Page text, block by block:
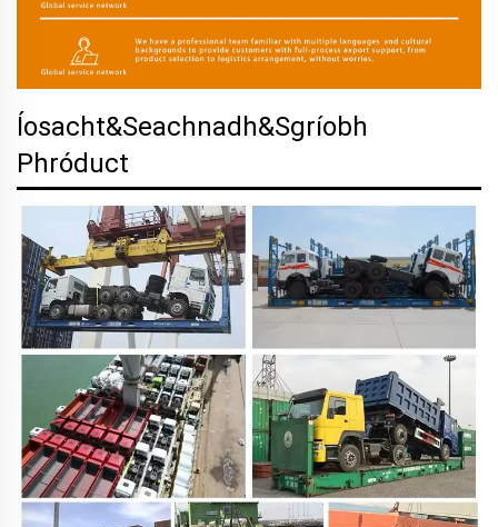
Íosacht&Seachnadh&Sgríobh
Phróduct